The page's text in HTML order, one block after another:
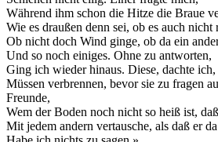
Während ihm schon die Hitze die Braue
Wie es draußen denn sei, ob es auch nicht
Ob nicht doch Wind ginge, ob da ein
Und so noch einiges. Ohne zu antworten,
Ging ich wieder hinaus. Diese, dachte ich,
Müssen verbrennen, bevor sie zu fragen
Freunde,
Wem der Boden noch nicht so heiß ist,
Mit jedem andern vertausche, als daß er